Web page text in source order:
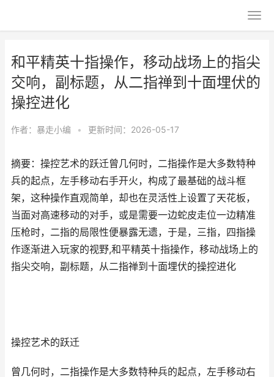
和平精英十指操作，移动战场上的指尖
交响，副标题，从二指禅到十面埋伏的
操控进化
作者： 暴走小编 • 更新时间：2026-05-17
摘要：操控艺术的跃迁曾几何时，二指操作是大多数特种
兵的起点，左手移动右手开火，构成了最基础的战斗框
架，这种操作直观简单，却也在灵活性上设置了天花板，
当面对高速移动的对手，或是需要一边蛇皮走位一边精准
压枪时，二指的局限性便暴露无遗，于是，三指，四指操
作逐渐进入玩家的视野,和平精英十指操作，移动战场上的
指尖交响，副标题，从二指禅到十面埋伏的操控进化
操控艺术的跃迁
曾几何时，二指操作是大多数特种兵的起点，左手移动右